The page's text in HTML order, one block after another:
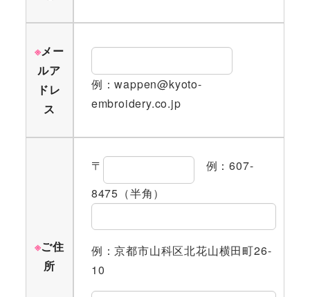
※メー
ルア
ドレ
ス
例：wappen@kyoto-
embroidery.co.jp
※ご住
所
〒
例：607-
8475（半角）
例：京都市山科区北花山横田町26-
10